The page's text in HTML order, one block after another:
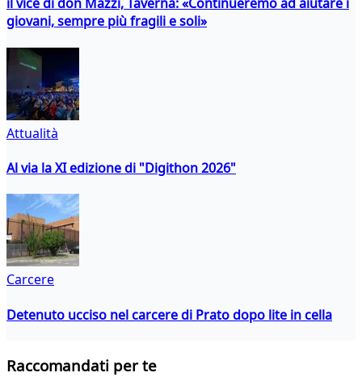
il vice di don Mazzi, Taverna: «Continueremo ad aiutare i
giovani, sempre più fragili e soli»
Attualità
Al via la XI edizione di "Digithon 2026"
Carcere
Detenuto ucciso nel carcere di Prato dopo lite in cella
Raccomandati per te